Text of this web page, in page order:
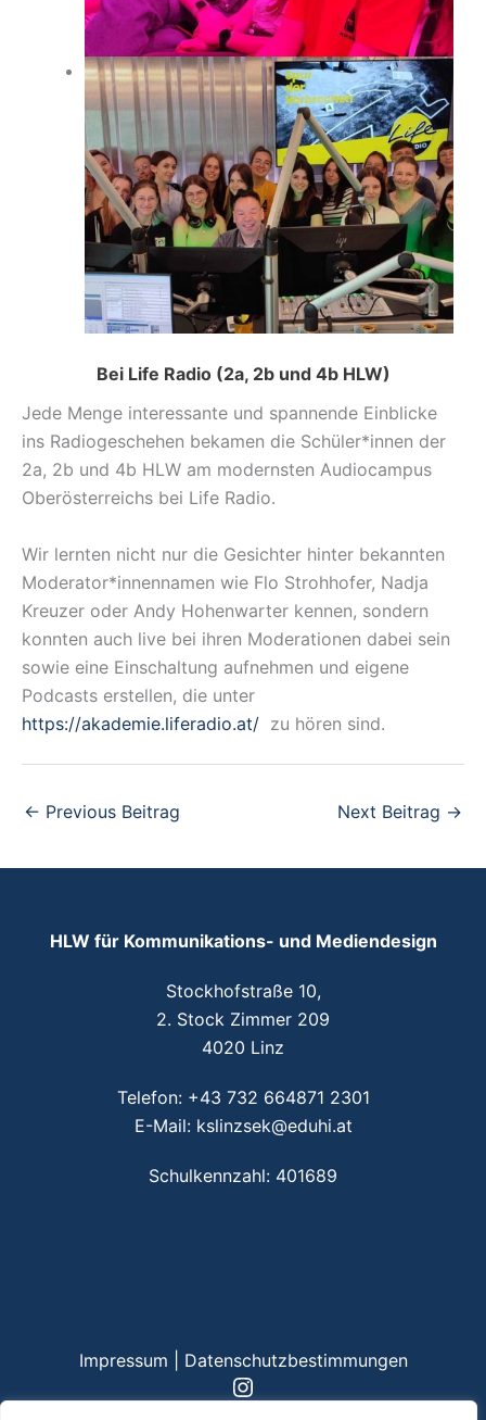
Bei Life Radio (2a, 2b und 4b HLW)
Jede Menge interessante und spannende Einblicke
ins Radiogeschehen bekamen die Schüler*innen der
2a, 2b und 4b HLW am modernsten Audiocampus
Oberösterreichs bei Life Radio.
Wir lernten nicht nur die Gesichter hinter bekannten
Moderator*innennamen wie Flo Strohhofer, Nadja
Kreuzer oder Andy Hohenwarter kennen, sondern
konnten auch live bei ihren Moderationen dabei sein
sowie eine Einschaltung aufnehmen und eigene
Podcasts erstellen, die unter
https://akademie.liferadio.at/ zu hören sind.
← Previous Beitrag Next Beitrag →
HLW für Kommunikations- und Mediendesign
Stockhofstraße 10,
2. Stock Zimmer 209
4020 Linz
Telefon: +43 732 664871 2301
E-Mail: kslinzsek@eduhi.at
Schulkennzahl: 401689
Impressum Datenschutzbestimmungen
Instagram